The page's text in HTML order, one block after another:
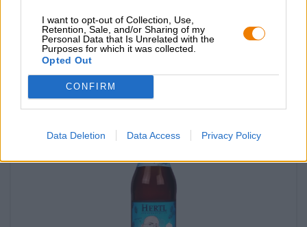
I want to opt-out of Collection, Use,
Retention, Sale, and/or Sharing of my
Personal Data that Is Unrelated with the
Purposes for which it was collected.
Opted Out
CONFIRM
Data Deletion Data Access Privacy Policy
-
0,05 L St. - € 87,80 / LTR
Uitverkocht